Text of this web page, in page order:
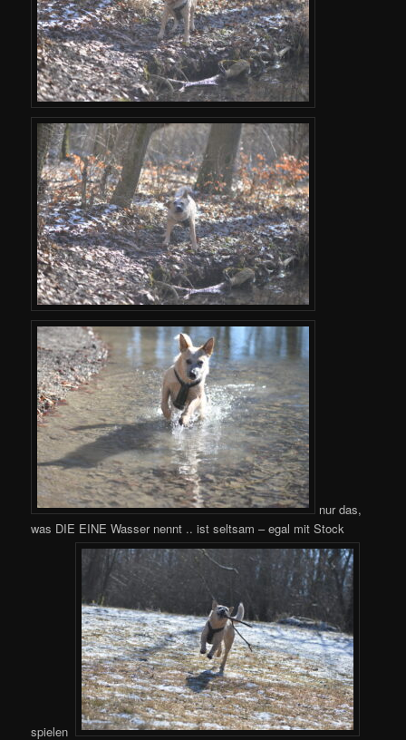
nur das,
was DIE EINE Wasser nennt .. ist seltsam – egal mit Stock
spielen